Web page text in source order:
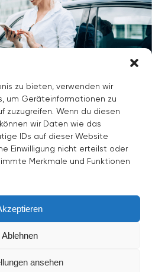
zu bieten, verwenden wir
um Geräteinformationen zu
zuzugreifen. Wenn du diesen
wir Daten wie das
IDs auf dieser Website
Einwilligung nicht erteilst oder
Merkmale und Funktionen
Ablehnen
ansehen
oggi stesso.
di noiImpronta